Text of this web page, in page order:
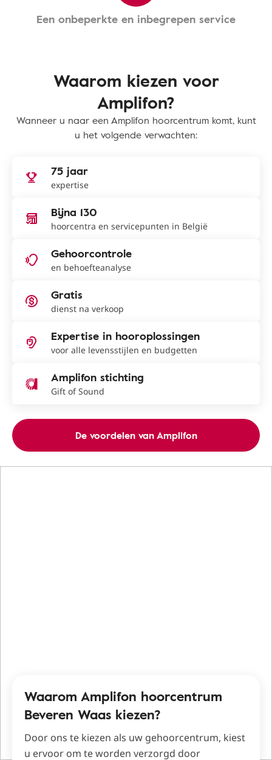
Een onbeperkte en inbegrepen service
Waarom kiezen voor
Amplifon?
Wanneer u naar een Amplifon hoorcentrum komt, kunt
u het volgende verwachten:
75 jaar
expertise
Bijna 130
hoorcentra en servicepunten in België
Gehoorcontrole
en behoefteanalyse
Gratis
dienst na verkoop
Expertise in hooroplossingen
voor alle levensstijlen en budgetten
Amplifon stichting
Gift of Sound
De voordelen van Amplifon
Waarom Amplifon hoorcentrum
Beveren Waas kiezen?
Door ons te kiezen als uw gehoorcentrum, kiest
u ervoor om te worden verzorgd door